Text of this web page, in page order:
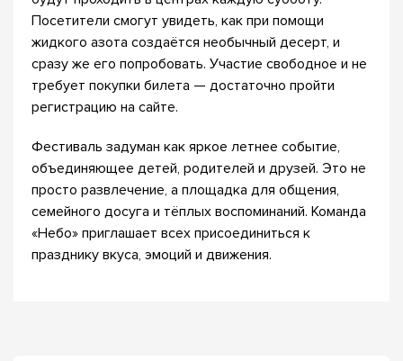
Посетители смогут увидеть, как при помощи
жидкого азота создаётся необычный десерт, и
сразу же его попробовать. Участие свободное и не
требует покупки билета — достаточно пройти
регистрацию на сайте.
Фестиваль задуман как яркое летнее событие,
объединяющее детей, родителей и друзей. Это не
просто развлечение, а площадка для общения,
семейного досуга и тёплых воспоминаний. Команда
«Небо» приглашает всех присоединиться к
празднику вкуса, эмоций и движения.